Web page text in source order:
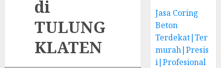
di
TULUNG
KLATEN
Jasa Coring
Beton
Terdekat|Ter
murah|Presis
i|Profesional